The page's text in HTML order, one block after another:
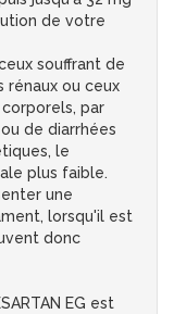
de votre
souffrant de
ou ceux
par
de diarrhées
le
plus faible.
une
lorsqu'il est
donc
EG est